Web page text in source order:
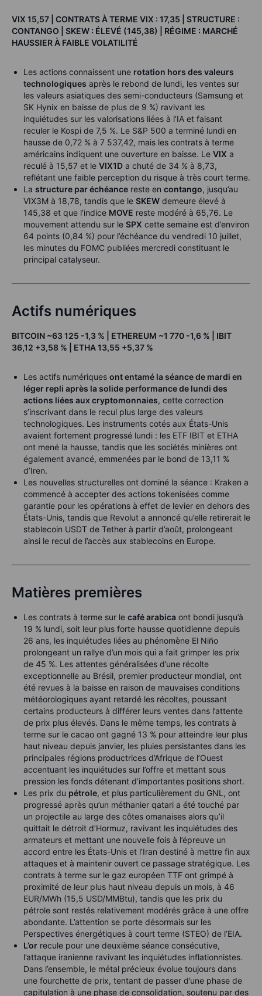
VIX 15,57 | CONTRATS À TERME VIX : 17,35 | STRUCTURE :
CONTANGO | SKEW : ÉLEVÉ (145,38) | RÉGIME : MARCHÉ
HAUSSIER À FAIBLE VOLATILITÉ
Les actions connaissent une rotation hors des valeurs
technologiques après le rebond de lundi, les ventes sur
les valeurs asiatiques des semi-conducteurs (Samsung et
SK Hynix en baisse de plus de 9 %) ravivant les
inquiétudes sur les valorisations liées à l’IA et faisant
reculer le Kospi de 7,5 %. Le S&P 500 a terminé lundi en
hausse de 0,72 % à 7 537,42, mais les contrats à terme
américains indiquent une ouverture en baisse. Le VIX a
reculé à 15,57 et le VIX1D a chuté de 34 % à 8,73,
reflétant une faible perception du risque à très court terme.
La structure par échéance reste en contango, jusqu’au
VIX3M à 18,78, tandis que le SKEW demeure élevé à
145,38 et que l’indice MOVE reste modéré à 65,76. Le
mouvement attendu sur le SPX cette semaine est d’environ
64 points (0,84 %) pour l’échéance du vendredi 10 juillet,
les minutes du FOMC publiées mercredi constituant le
principal catalyseur.
Actifs numériques
BITCOIN ~63 125 -1,3 % | ETHEREUM ~1 770 -1,6 % | IBIT
36,12 +3,58 % | ETHA 13,55 +5,37 %
Les actifs numériques ont entamé la séance de mardi en
léger repli après la solide performance de lundi des
actions liées aux cryptomonnaies, cette correction
s’inscrivant dans le recul plus large des valeurs
technologiques. Les instruments cotés aux États-Unis
avaient fortement progressé lundi : les ETF IBIT et ETHA
ont mené la hausse, tandis que les sociétés minières ont
également avancé, emmenées par le bond de 13,11 %
d’Iren.
Les nouvelles structurelles ont dominé la séance : Kraken a
commencé à accepter des actions tokenisées comme
garantie pour les opérations à effet de levier en dehors des
États-Unis, tandis que Revolut a annoncé qu’elle retirerait le
stablecoin USDT de Tether à partir d’août, prolongeant
ainsi le recul de l’accès aux stablecoins en Europe.
Matières premières
Les contrats à terme sur le café arabica ont bondi jusqu’à
19 % lundi, soit leur plus forte hausse quotidienne depuis
26 ans, les inquiétudes liées au phénomène El Niño
prolongeant un rallye d’un mois qui a fait grimper les prix
de 45 %. Les attentes généralisées d’une récolte
exceptionnelle au Brésil, premier producteur mondial, ont
été revues à la baisse en raison de mauvaises conditions
météorologiques ayant retardé les récoltes, poussant
certains producteurs à différer leurs ventes dans l’attente
de prix plus élevés. Dans le même temps, les contrats à
terme sur le cacao ont gagné 13 % pour atteindre leur plus
haut niveau depuis janvier, les pluies persistantes dans les
principales régions productrices d’Afrique de l’Ouest
accentuant les inquiétudes sur l’offre et mettant sous
pression les fonds détenant d’importantes positions short.
Les prix du pétrole, et plus particulièrement du GNL, ont
progressé après qu’un méthanier qatari a été touché par
un projectile au large des côtes omanaises alors qu’il
quittait le détroit d’Hormuz, ravivant les inquiétudes des
armateurs et mettant une nouvelle fois à l’épreuve un
accord entre les États-Unis et l’Iran destiné à mettre fin aux
attaques et à maintenir ouvert ce passage stratégique. Les
contrats à terme sur le gaz européen TTF ont grimpé à
proximité de leur plus haut niveau depuis un mois, à 46
EUR/MWh (15,5 USD/MMBtu), tandis que les prix du
pétrole sont restés relativement modérés grâce à une offre
abondante. L’attention se porte désormais sur les
Perspectives énergétiques à court terme (STEO) de l’EIA.
L’or recule pour une deuxième séance consécutive,
l’attaque iranienne ravivant les inquiétudes inflationnistes.
Dans l’ensemble, le métal précieux évolue toujours dans
une fourchette de prix, tentant de passer d’une phase de
capitulation à une phase de consolidation, soutenu par des